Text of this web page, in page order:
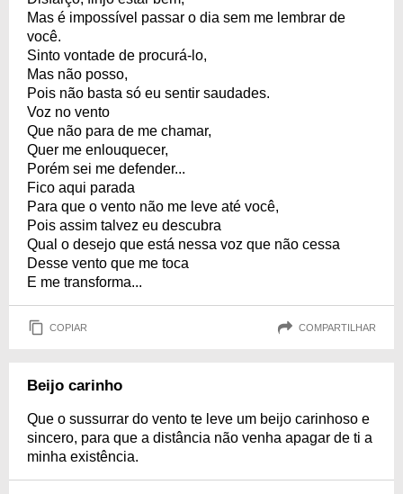
Mas é impossível passar o dia sem me lembrar de
você.
Sinto vontade de procurá-lo,
Mas não posso,
Pois não basta só eu sentir saudades.
Voz no vento
Que não para de me chamar,
Quer me enlouquecer,
Porém sei me defender...
Fico aqui parada
Para que o vento não me leve até você,
Pois assim talvez eu descubra
Qual o desejo que está nessa voz que não cessa
Desse vento que me toca
E me transforma...
COPIAR COMPARTILHAR
Beijo carinho
Que o sussurrar do vento te leve um beijo carinhoso e
sincero, para que a distância não venha apagar de ti a
minha existência.